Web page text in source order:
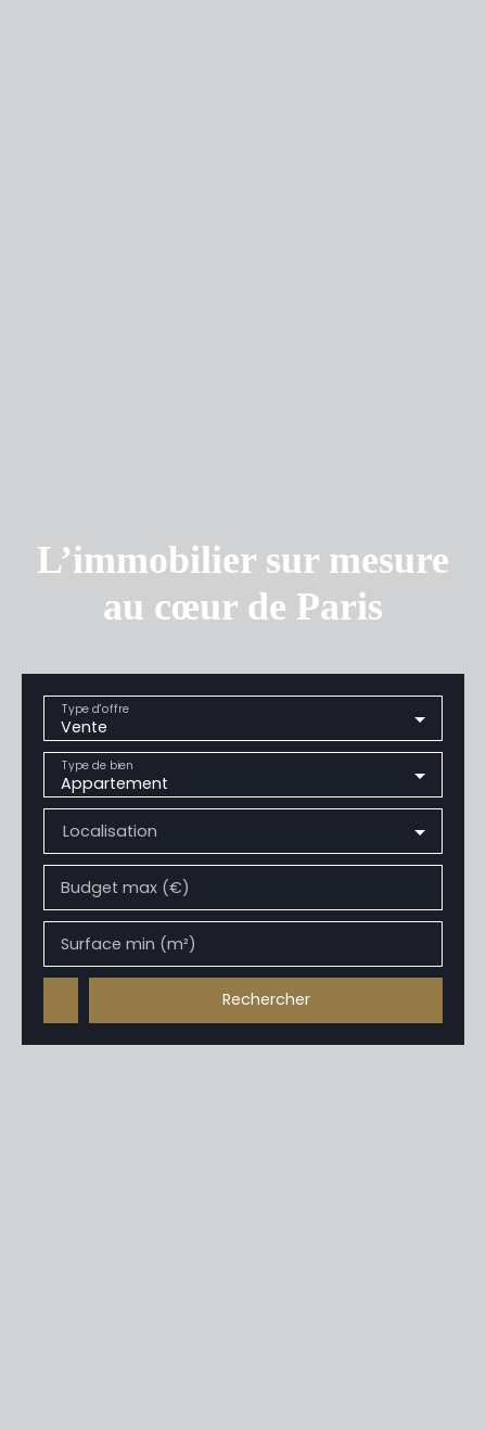
L’immobilier sur mesure
au cœur de Paris
Vente
Type d'offre
Appartement
Type de bien
Localisation
Budget max (€)
Surface min (m²)
Rechercher